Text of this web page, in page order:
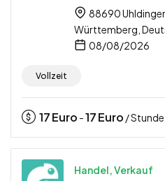
88690
Württemberg,
08/08/2026
Vollzeit
17Euro -17Euro / Stunde
Handel, Verkauf